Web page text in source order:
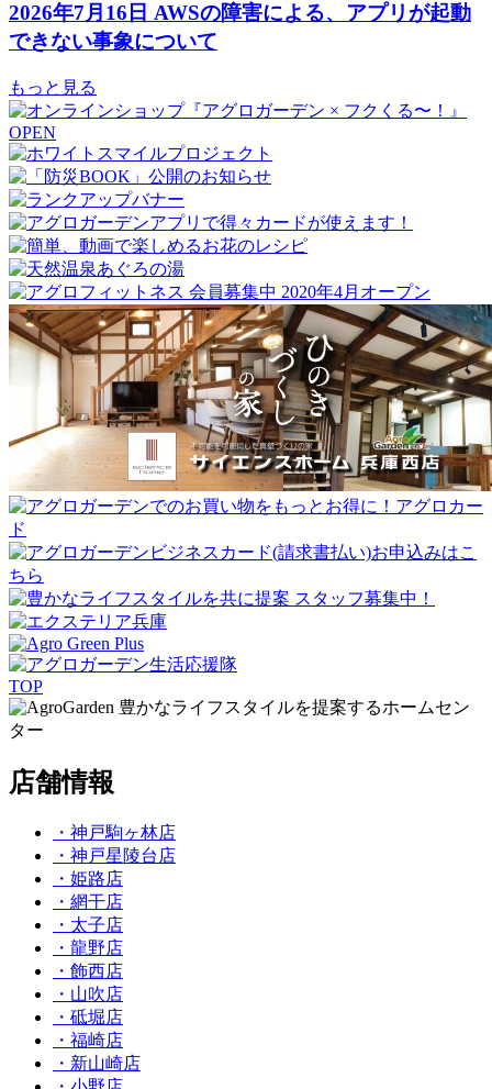
2026年7月16日 AWSの障害による、アプリが起動
できない事象について
もっと見る
TOP
豊かなライフスタイルを提案するホームセン
ター
店舗情報
・神戸駒ヶ林店
・神戸星陵台店
・姫路店
・網干店
・太子店
・龍野店
・飾西店
・山吹店
・砥堀店
・福崎店
・新山崎店